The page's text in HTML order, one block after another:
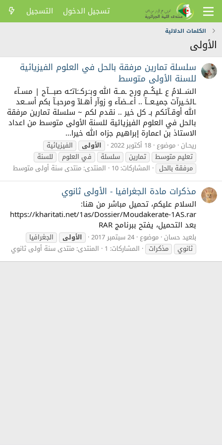
تسجيل الدخول التسجيل
الكلمات الدلالية
الأولى
سلسلة تمارين مرفقة بالحل في العلوم الفيزيائية
للسنة الأولى متوسط
السَــلامُ ع ـليكُــم ورح ـمــة الله وبـَـركــَاتـُـه صبـــآح | مسـآء
ـالخـيرآت جميـعــآ .. أعــضآء و زوآر أهـلآ ومرحبـآ بكم أســعد
الله أوقـآتكم بـ كل خير .. نقدم لكم ~ سلسلة تمارين مرفقة
بالحل في العلوم الفيزيائية للسنة الأولى متوسط من اعداد
الاستاذ بن اعمارة إبراهيم جزاه الله خيرا...
ريحـان موضوع 18 أكتوبر 2022 الأولى
الفيزيائية
تعليم متوسط
تمارين سلسلة في العلوم
للسنة
مرفقة بالحل
المشاركات: 10 المنتدى: منتدى سنة أولى متوسط
مذكرات مادة الجغرافيا - الأولى ثانوي
السلام عليكم، تحميل مباشر من هنا:
https://kharitati.net/1as/Dossier/Moudakerate-1AS.rar
بعد التحميل، يفتح ببرنامج RAR
بلعيد حسان موضوع 24 سبتمبر 2017 الأولى
الجغرافيا
ثانوي
مذكرات المشاركات: 1 المنتدى: منتدى سنة أولى ثانوي